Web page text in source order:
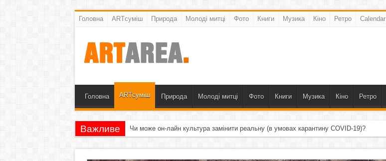
Головна ARTсуміш Природа Молоді митці Фото Книги Музика Кіно Ретро Calendar
Головна ARTсуміш Природа Молоді митці Фото Книги Музика Кіно Ретро
Важливе Чи може он-лайн культура замінити реальну (в умовах карантину COVID-19)?